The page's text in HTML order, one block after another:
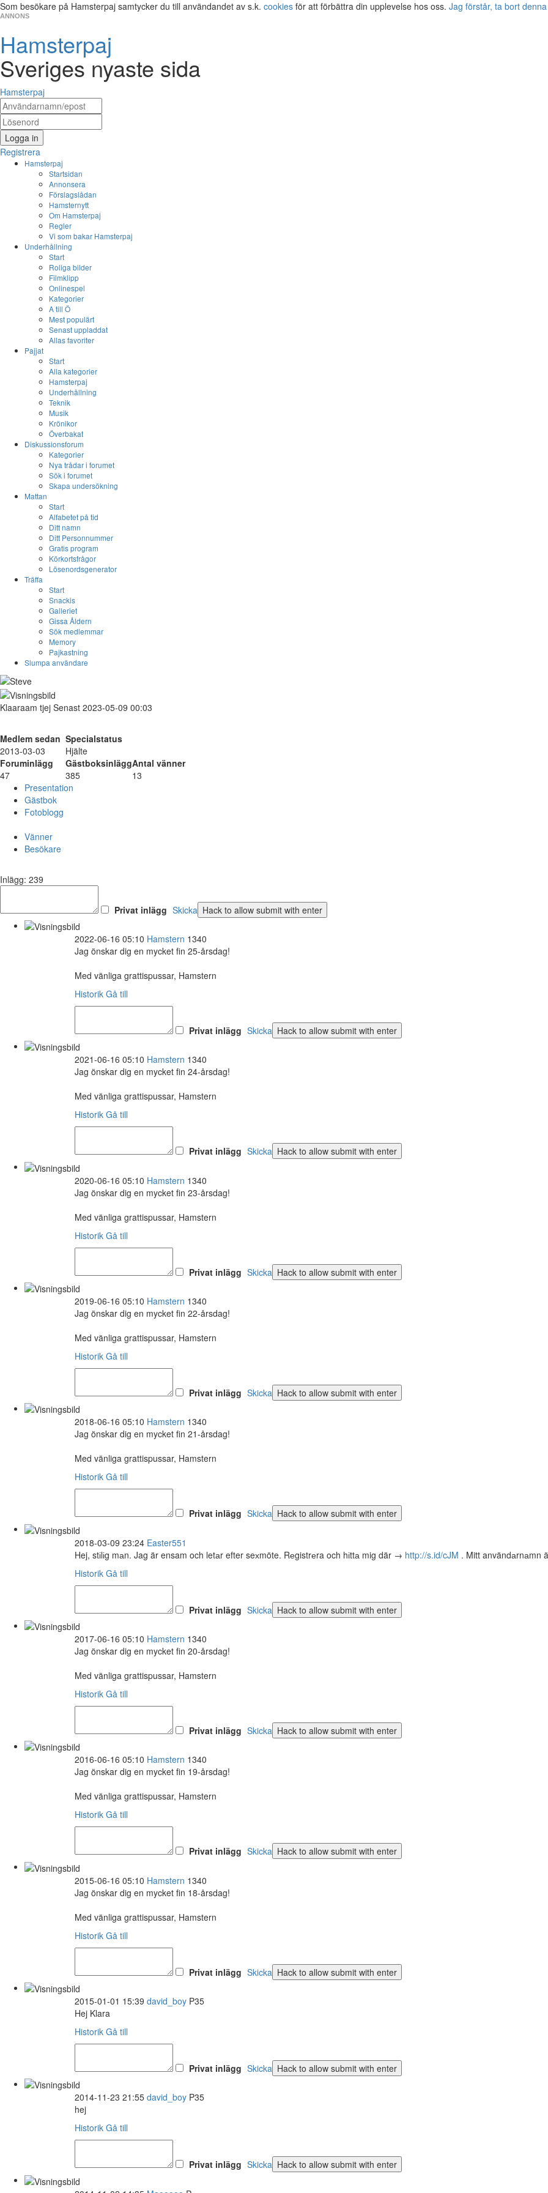
Som besökare på Hamsterpaj samtycker du till användandet av s.k. cookies för att förbättra din upplevelse hos oss. Jag förstår, ta bort
ANNONS
Hamsterpaj
Sveriges nyaste sida
Hamsterpaj
Logga in
Registrera
Hamsterpaj
Startsidan
Annonsera
Förslagslådan
Hamsternytt
Om Hamsterpaj
Regler
Vi som bakar Hamsterpaj
Underhållning
Start
Roliga bilder
Filmklipp
Onlinespel
Kategorier
A till Ö
Mest populärt
Senast uppladdat
Allas favoriter
Pajjat
Start
Alla kategorier
Hamsterpaj
Underhållning
Teknik
Musik
Krönikor
Överbakat
Diskussionsforum
Kategorier
Nya trådar i forumet
Sök i forumet
Skapa undersökning
Mattan
Start
Alfabetet på tid
Ditt namn
Ditt Personnummer
Gratis program
Körkortsfrågor
Lösenordsgenerator
Träffa
Start
Snackis
Galleriet
Gissa Åldern
Sök medlemmar
Memory
Pajkastning
Slumpa användare
Klaaraam tjej Senast 2023-05-09 00:03
Medlem sedan Specialstatus
2013-03-03
Hjälte
Foruminlägg
GästboksinläggAntal vänner
47
385
13
Presentation
Gästbok
Fotoblogg
Vänner
Besökare
Inlägg: 239
Privat inlägg Skicka
2022-06-16 05:10 Hamstern 1340
Jag önskar dig en mycket fin 25-årsdag!
Med vänliga grattispussar, Hamstern
Historik Gå till
Privat inlägg Skicka
2021-06-16 05:10 Hamstern 1340
Jag önskar dig en mycket fin 24-årsdag!
Med vänliga grattispussar, Hamstern
Historik Gå till
Privat inlägg Skicka
2020-06-16 05:10 Hamstern 1340
Jag önskar dig en mycket fin 23-årsdag!
Med vänliga grattispussar, Hamstern
Historik Gå till
Privat inlägg Skicka
2019-06-16 05:10 Hamstern 1340
Jag önskar dig en mycket fin 22-årsdag!
Med vänliga grattispussar, Hamstern
Historik Gå till
Privat inlägg Skicka
2018-06-16 05:10 Hamstern 1340
Jag önskar dig en mycket fin 21-årsdag!
Med vänliga grattispussar, Hamstern
Historik Gå till
Privat inlägg Skicka
2018-03-09 23:24 Easter551
Hej, stіlіg mаn. Jag är ensam och letаr efter seхmöte. Rеgistrеra och hіttа mig där → http://s.id/cJM . Mitt användаrnаmn
Historik Gå till
Privat inlägg Skicka
2017-06-16 05:10 Hamstern 1340
Jag önskar dig en mycket fin 20-årsdag!
Med vänliga grattispussar, Hamstern
Historik Gå till
Privat inlägg Skicka
2016-06-16 05:10 Hamstern 1340
Jag önskar dig en mycket fin 19-årsdag!
Med vänliga grattispussar, Hamstern
Historik Gå till
Privat inlägg Skicka
2015-06-16 05:10 Hamstern 1340
Jag önskar dig en mycket fin 18-årsdag!
Med vänliga grattispussar, Hamstern
Historik Gå till
Privat inlägg Skicka
2015-01-01 15:39 david_boy P35
Hej Klara
Historik Gå till
Privat inlägg Skicka
2014-11-23 21:55 david_boy P35
hej
Historik Gå till
Privat inlägg Skicka